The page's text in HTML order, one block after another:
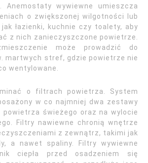
Anemostaty wywiewne umieszcza
o zwiększonej wilgotności lub
łazienki, kuchnie czy toalety, aby
z nich zanieczyszczone powietrze.
może prowadzić do
martwych stref, gdzie powietrze nie
wentylowane.
o filtrach powietrza. System
w co najmniej dwa zestawy
świeżego oraz na wylocie
Filtry nawiewne chronią wnętrze
z zewnątrz, takimi jak
a nawet spaliny. Filtry wywiewne
ciepła przed osadzeniem się